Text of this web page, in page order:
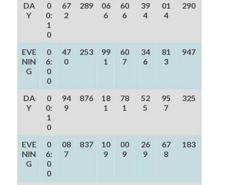
DA
Y
0
0:
1
0
67
2
289
06
6
60
6
39
4
01
4
290
EVE
NIN
G
0
6:
0
0
47
0
253
99
1
60
7
34
6
81
3
947
DA
Y
0
0:
1
0
94
9
876
18
1
78
1
52
5
95
7
325
EVE
NIN
G
0
6:
0
0
08
7
837
10
9
00
9
26
9
67
8
183